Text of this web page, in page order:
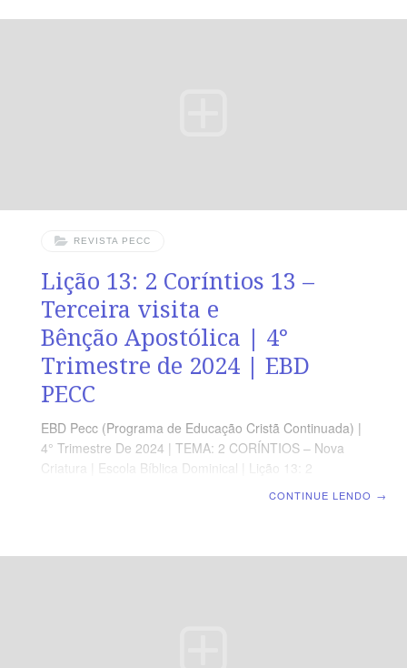
REVISTA PECC
Lição 13: 2 Coríntios 13 –
Terceira visita e
Bênção Apostólica | 4°
Trimestre de 2024 | EBD
PECC
EBD Pecc (Programa de Educação Cristã Continuada) |
4° Trimestre De 2024 | TEMA: 2 CORÍNTIOS – Nova
Criatura | Escola Bíblica Dominical | Lição 13: 2
CONTINUE LENDO →